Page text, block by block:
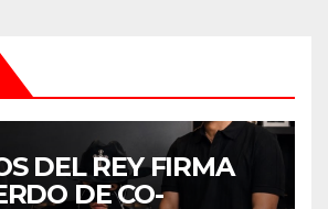
DEL REY FIRMA
DE CO-